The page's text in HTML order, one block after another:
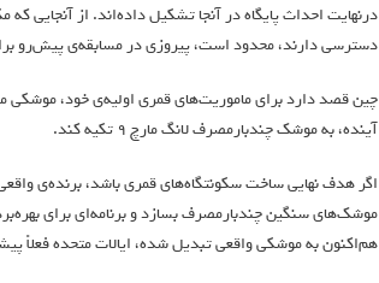
درنهایت احداث پایگاه در آنجا تشکیل داده‌اند. از آنجایی
دسترسی دارند، محدود است، پیروزی در مسابقه‌ی پیش‌رو
آینده، به موشک چندبارمصرف لانگ مارچ ۹ تکیه کند.
اگر هدف نهایی ساخت سکونتگاه‌های قمری باشد، برنده‌ی
موشک‌های سنگین چندبارمصرف بسازد و برنامه‌ای برای
هم‌اکنون به موشکی واقعی تبدیل شده، ایالات متحده فعلاً